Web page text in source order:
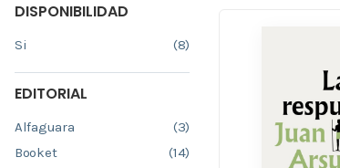
DISPONIBILIDAD
Si (8)
EDITORIAL
Alfaguara
(3)
Booket
(14)